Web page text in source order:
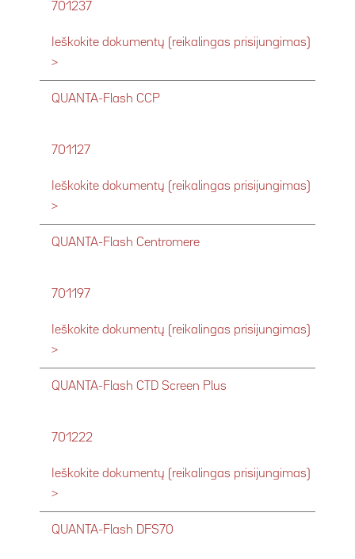
701237
Ieškokite dokumentų (reikalingas prisijungimas)
>
QUANTA-Flash CCP
701127
Ieškokite dokumentų (reikalingas prisijungimas)
>
QUANTA-Flash Centromere
701197
Ieškokite dokumentų (reikalingas prisijungimas)
>
QUANTA-Flash CTD Screen Plus
701222
Ieškokite dokumentų (reikalingas prisijungimas)
>
QUANTA-Flash DFS70